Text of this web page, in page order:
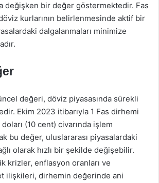
değişken bir değer göstermektedir. Fas
kurlarının belirlenmesinde aktif bir
dalgalanmaları minimize
değeri, döviz piyasasında sürekli
Ekim 2023 itibarıyla 1 Fas dirhemi
doları (10 cent) civarında işlem
bu değer, uluslararası piyasalardaki
olarak hızlı bir şekilde değişebilir.
krizler, enflasyon oranları ve
ilişkileri, dirhemin değerinde ani